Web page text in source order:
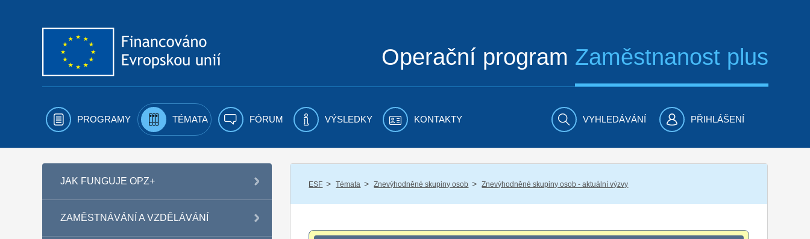
Operační program Zaměstnanost plus
PROGRAMY TÉMATA FÓRUM VÝSLEDKY KONTAKTY VYHLEDÁVÁNÍ PŘIHLÁŠENÍ
JAK FUNGUJE OPZ+
ZAMĚSTNÁVÁNÍ A VZDĚLÁVÁNÍ
ESF / Témata / Znevýhodněné skupiny osob / Znevýhodněné skupiny osob - aktuální výzvy